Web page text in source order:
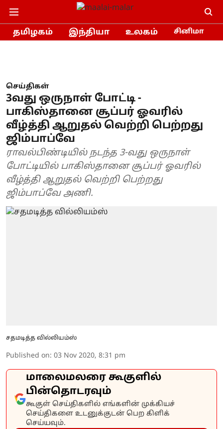
தமிழகம் இந்தியா உலகம் சினிமா
செய்திகள்
3வது ஒருநாள் போட்டி -
பாகிஸ்தானை சூப்பர் ஓவரில்
வீழ்த்தி ஆறுதல் வெற்றி பெற்றது
ஜிம்பாப்வே
ராவல்பிண்டியில் நடந்த 3-வது ஒருநாள்
போட்டியில் பாகிஸ்தானை சூப்பர் ஓவரில்
வீழ்த்தி ஆறுதல் வெற்றி பெற்றது
ஜிம்பாப்வே அணி.
சதமடித்த வில்லியம்ஸ்
Published on: 03 Nov 2020, 8:31 pm
மாலைமலரை கூகுளில்
பின்தொடரவும்
கூகுள் செய்திகளில் எங்களின் முக்கியச்
செய்திகளை உடனுக்குடன் பெற கிளிக்
செய்யவும்.